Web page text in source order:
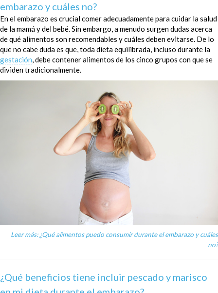
embarazo y cuáles no?
En el embarazo es crucial comer adecuadamente para cuidar la salud
de la mamá y del bebé. Sin embargo, a menudo surgen dudas acerca
de qué alimentos son recomendables y cuáles deben evitarse. De lo
que no cabe duda es que, toda dieta equilibrada, incluso durante la
gestación, debe contener alimentos de los cinco grupos con que se
dividen tradicionalmente.
Leer más: ¿Qué alimentos puedo consumir durante el embarazo y cuáles
no?
¿Qué beneficios tiene incluir pescado y marisco